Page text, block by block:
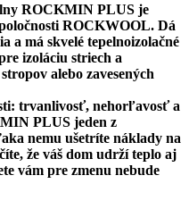
ROCKMIN PLUS je
ROCKWOOL. Dá
a má skvelé tepelnoizolačné
izoláciu striech a
alebo zavesených
trvanlivosť, nehorľavosť a
PLUS jeden z
nemu ušetríte náklady na
že váš dom udrží teplo aj
vám pre zmenu nebude